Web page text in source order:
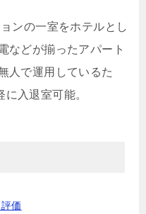
ンの一室をホテルとし
などが揃ったアパート
人で運用しているた
入退室可能。
価